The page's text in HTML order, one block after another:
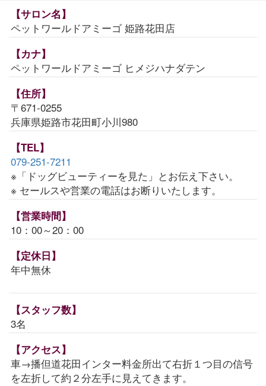
【サロン名】
ペットワールドアミーゴ 姫路花田店
【カナ】
ペットワールドアミーゴ ヒメジハナダテン
【住所】
〒671-0255
兵庫県姫路市花田町小川980
【TEL】
079-251-7211
※「ドッグビューティーを見た」とお伝え下さい。
※ セールスや営業の電話はお断りいたします。
【営業時間】
10：00～20：00
【定休日】
年中無休
【スタッフ数】
3名
【アクセス】
車→播但道花田インター料金所出て右折１つ目の信号
を左折して約２分左手に見えてきます。